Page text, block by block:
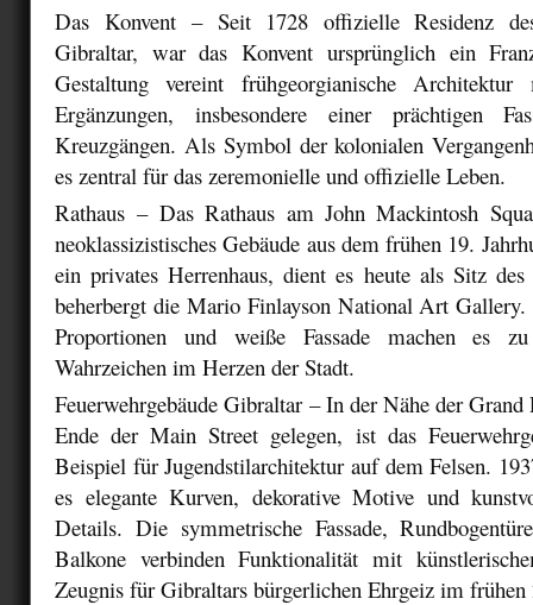
Das Konvent– Seit 1728 offizielle Residenz
Gibraltar, war das Konvent ursprünglich ein
Gestaltung vereint frühgeorgianische Architektur
Ergänzungen, insbesondere einer prächtigen
Kreuzgängen. Als Symbol der kolonialen
es zentral für das zeremonielle und offizielle Leben.
Rathaus – Das Rathaus am John Mackintosh
neoklassizistisches Gebäude aus dem frühen 19.
ein privates Herrenhaus, dient es heute als Sitz
beherbergt die Mario Finlayson National Art Gallery.
Proportionen und weiße Fassade machen es
Wahrzeichen im Herzen der Stadt.
Feuerwehrgebäude Gibraltar– In der Nähe der Grand
Ende der Main Street gelegen, ist das
Beispiel für Jugendstilarchitektur auf dem Felsen.
es elegante Kurven, dekorative Motive und
Details. Die symmetrische Fassade,
Balkone verbinden Funktionalität mit
Zeugnis für Gibraltars bürgerlichen Ehrgeiz im frühen